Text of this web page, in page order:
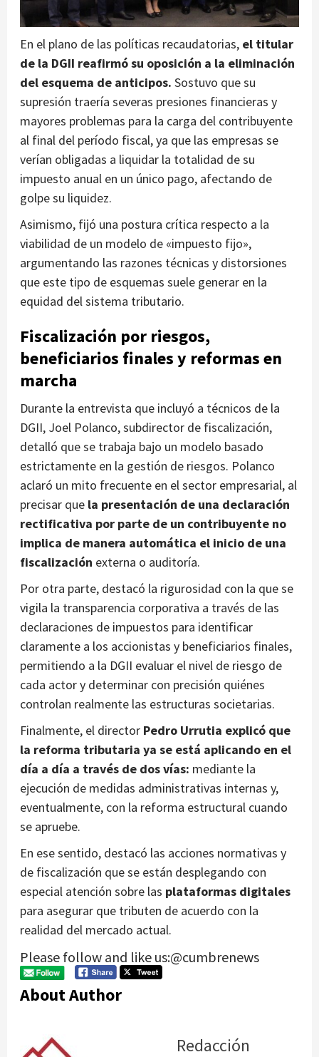
En el plano de las políticas recaudatorias, el titular
de la DGII reafirmó su oposición a la eliminación
del esquema de anticipos. Sostuvo que su
supresión traería severas presiones financieras y
mayores problemas para la carga del contribuyente
al final del período fiscal, ya que las empresas se
verían obligadas a liquidar la totalidad de su
impuesto anual en un único pago, afectando de
golpe su liquidez.
Asimismo, fijó una postura crítica respecto a la
viabilidad de un modelo de «impuesto fijo»,
argumentando las razones técnicas y distorsiones
que este tipo de esquemas suele generar en la
equidad del sistema tributario.
Fiscalización por riesgos,
beneficiarios finales y reformas en
marcha
Durante la entrevista que incluyó a técnicos de la
DGII, Joel Polanco, subdirector de fiscalización,
detalló que se trabaja bajo un modelo basado
estrictamente en la gestión de riesgos. Polanco
aclaró un mito frecuente en el sector empresarial, al
precisar que la presentación de una declaración
rectificativa por parte de un contribuyente no
implica de manera automática el inicio de una
fiscalización externa o auditoría.
Por otra parte, destacó la rigurosidad con la que se
vigila la transparencia corporativa a través de las
declaraciones de impuestos para identificar
claramente a los accionistas y beneficiarios finales,
permitiendo a la DGII evaluar el nivel de riesgo de
cada actor y determinar con precisión quiénes
controlan realmente las estructuras societarias.
Finalmente, el director Pedro Urrutia explicó que
la reforma tributaria ya se está aplicando en el
día a día a través de dos vías: mediante la
ejecución de medidas administrativas internas y,
eventualmente, con la reforma estructural cuando
se apruebe.
En ese sentido, destacó las acciones normativas y
de fiscalización que se están desplegando con
especial atención sobre las plataformas digitales
para asegurar que tributen de acuerdo con la
realidad del mercado actual.
Please follow and like us:@cumbrenews
About Author
Redacción